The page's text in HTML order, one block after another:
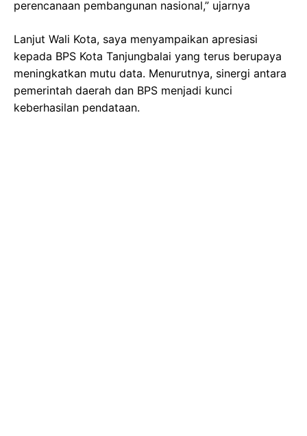
perencanaan pembangunan nasional,” ujarnya
Lanjut Wali Kota, saya menyampaikan apresiasi
kepada BPS Kota Tanjungbalai yang terus berupaya
meningkatkan mutu data. Menurutnya, sinergi antara
pemerintah daerah dan BPS menjadi kunci
keberhasilan pendataan.